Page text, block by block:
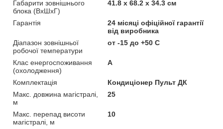
Габарити зовнішнього
блока (ВхШхГ)
41.8 х 68.2 х 34.3 см
Гарантія
24 місяці офіційної гарантії
від виробника
Діапазон зовнішньої
робочої температури
от -15 до +50 С
Клас енергоспоживання
(охолодження)
A
Комплектація
Кондиціонер Пульт ДК
Макс. довжина магістралі,
м
25
Макс. перепад висоти
магістралі, м
10